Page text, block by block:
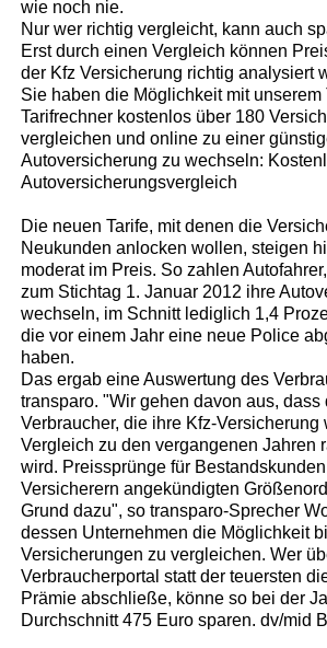
wie noch nie.
Nur wer richtig vergleicht, kann auch
Erst durch einen Vergleich können
der Kfz Versicherung richtig analysiert
Sie haben die Möglichkeit mit unserem
Tarifrechner kostenlos über 180
vergleichen und online zu einer
Autoversicherung zu wechseln:
Autoversicherungsvergleich
Die neuen Tarife, mit denen die
Neukunden anlocken wollen, steigen
moderat im Preis. So zahlen
zum Stichtag 1. Januar 2012 ihre
wechseln, im Schnitt lediglich 1,4
die vor einem Jahr eine neue Police
haben.
Das ergab eine Auswertung des
transparo. "Wir gehen davon aus, dass
Verbraucher, die ihre Kfz-Versicherung
Vergleich zu den vergangenen Jahren
wird. Preissprünge für
Versicherern angekündigten
Grund dazu", so transparo-Sprecher
dessen Unternehmen die Möglichkeit
Versicherungen zu vergleichen. Wer
Verbraucherportal statt der teuersten
Prämie abschließe, könne so bei der
Durchschnitt 475 Euro sparen. dv/mid